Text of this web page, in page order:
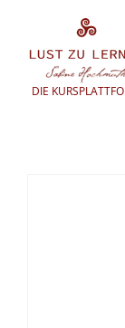
springen
DIE